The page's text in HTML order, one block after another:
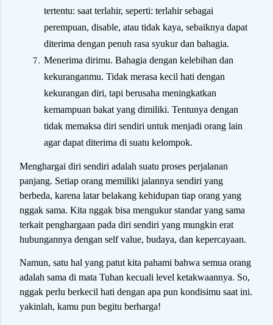
tertentu: saat terlahir, seperti: terlahir sebagai
perempuan, disable, atau tidak kaya, sebaiknya dapat
diterima dengan penuh rasa syukur dan bahagia.
Menerima dirimu. Bahagia dengan kelebihan dan
kekuranganmu. Tidak merasa kecil hati dengan
kekurangan diri, tapi berusaha meningkatkan
kemampuan bakat yang dimiliki. Tentunya dengan
tidak memaksa diri sendiri untuk menjadi orang lain
agar dapat diterima di suatu kelompok.
Menghargai diri sendiri adalah suatu proses perjalanan
panjang. Setiap orang memiliki jalannya sendiri yang
berbeda, karena latar belakang kehidupan tiap orang yang
nggak sama. Kita nggak bisa mengukur standar yang sama
terkait penghargaan pada diri sendiri yang mungkin erat
hubungannya dengan self value, budaya, dan kepercayaan.
Namun, satu hal yang patut kita pahami bahwa semua orang
adalah sama di mata Tuhan kecuali level ketakwaannya. So,
nggak perlu berkecil hati dengan apa pun kondisimu saat ini.
yakinlah, kamu pun begitu berharga!